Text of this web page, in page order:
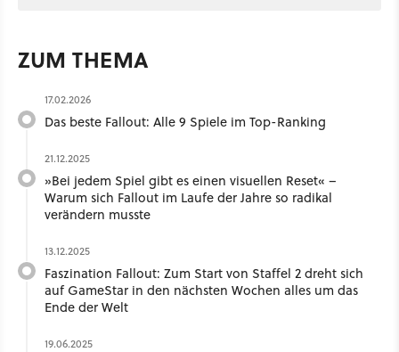
ZUM THEMA
17.02.2026
Das beste Fallout: Alle 9 Spiele im Top-Ranking
21.12.2025
»Bei jedem Spiel gibt es einen visuellen Reset« –
Warum sich Fallout im Laufe der Jahre so radikal
verändern musste
13.12.2025
Faszination Fallout: Zum Start von Staffel 2 dreht sich
auf GameStar in den nächsten Wochen alles um das
Ende der Welt
19.06.2025